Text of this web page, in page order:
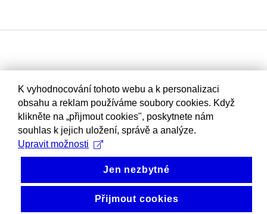
K vyhodnocování tohoto webu a k personalizaci
obsahu a reklam používáme soubory cookies. Když
klikněte na „přijmout cookies", poskytnete nám
souhlas k jejich uložení, správě a analýze.
Upravit možnosti
Jen nezbytné
Přijmout cookies